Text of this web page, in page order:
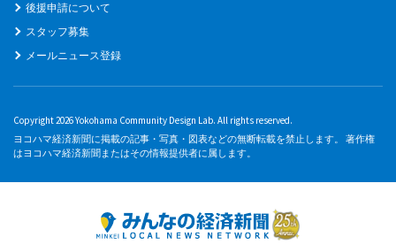
後援申請について
スタッフ募集
メールニュース登録
Copyright 2026 Yokohama Community Design Lab. All rights reserved.
ヨコハマ経済新聞に掲載の記事・写真・図表などの無断転載を禁止します。 著作権
はヨコハマ経済新聞またはその情報提供者に属します。